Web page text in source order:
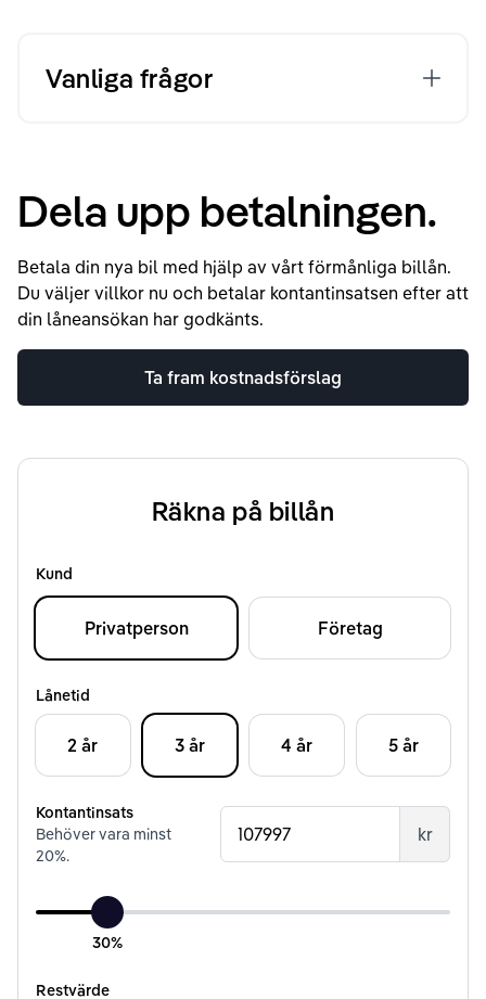
Vanliga frågor
Dela upp betalningen.
Betala din nya bil med hjälp av vårt förmånliga billån.
Du väljer villkor nu och betalar kontantinsatsen efter att
din låneansökan har godkänts.
Ta fram kostnadsförslag
Räkna på billån
Kund
Privatperson Företag
Lånetid
2 år 3 år 4 år 5 år
Kontantinsats
Behöver vara minst
20%.
kr
30%
Restvärde